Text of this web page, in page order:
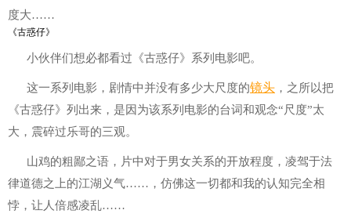
度大……
《古惑仔》
小伙伴们想必都看过《古惑仔》系列电影吧。
这一系列电影，剧情中并没有多少大尺度的镜头 ，之所以把
《古惑仔》列出来，是因为该系列电影的台词和观念“尺度”太
大，震碎过乐哥的三观。
山鸡的粗鄙之语，片中对于男女关系的开放程度，凌驾于法
律道德之上的江湖义气……，仿佛这一切都和我的认知完全相
悖，让人倍感凌乱……